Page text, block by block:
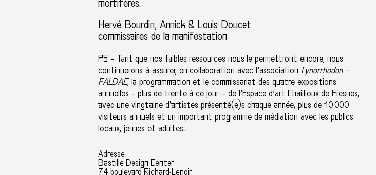
mortifères.
Hervé Bourdin, Annick & Louis Doucet
commissaires de la manifestation
PS – Tant que nos faibles ressources nous le permettront encore, nous
continuerons à assurer, en collaboration avec l’association Cynorrhodon –
FALDAC, la programmation et le commissariat des quatre expositions
annuelles – plus de trente à ce jour – de l’Espace d’art Chaillioux de Fresnes,
avec une vingtaine d’artistes présenté(e)s chaque année, plus de 10 000
visiteurs annuels et un important programme de médiation avec les publics
locaux, jeunes et adultes…
Adresse
Bastille Design Center
74 boulevard Richard-Lenoir